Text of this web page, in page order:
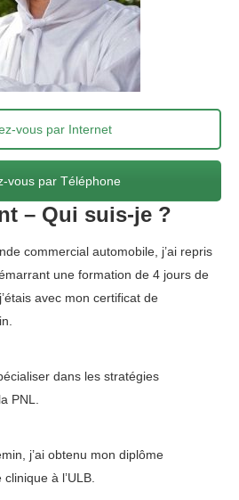
– Qui suis-je ?
commercial automobile, j’ai repris
une formation de 4 jours de
avec mon certificat de
dans les stratégies
PNL.
j’ai obtenu mon diplôme
à l’ULB.
vous par Internet
vous par Téléphone